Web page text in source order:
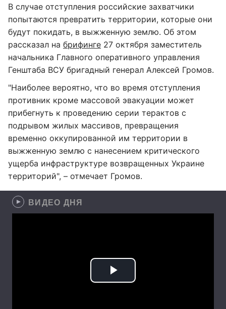
В случае отступления российские захватчики
попытаются превратить территории, которые они
будут покидать, в выжженную землю. Об этом
рассказал на брифинге 27 октября заместитель
начальника Главного оперативного управления
Генштаба ВСУ бригадный генерал Алексей Громов.
"Наиболее вероятно, что во время отступления
противник кроме массовой эвакуации может
прибегнуть к проведению серии терактов с
подрывом жилых массивов, превращения
временно оккупированной им территории в
выжженную землю с нанесением критического
ущерба инфраструктуре возвращенных Украине
территорий", – отмечает Громов.
ВИДЕО ДНЯ